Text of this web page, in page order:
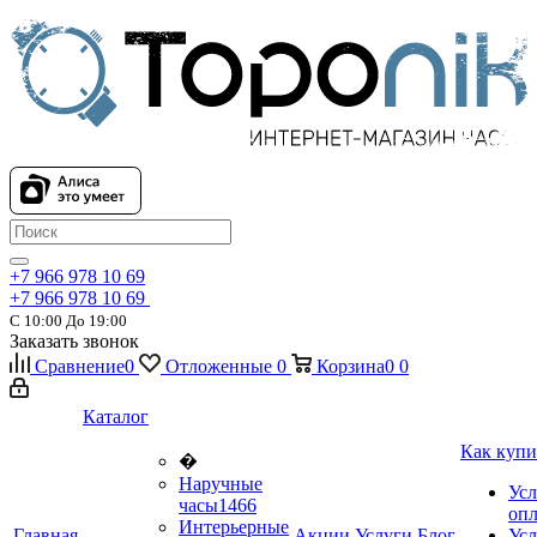
+7 966 978 10 69
+7 966 978 10 69
С 10:00 До 19:00
Заказать звонок
Сравнение0 Отложенные 0 Корзина0 0
Каталог
�
Наручные
часы1466
Интерьерные
Как